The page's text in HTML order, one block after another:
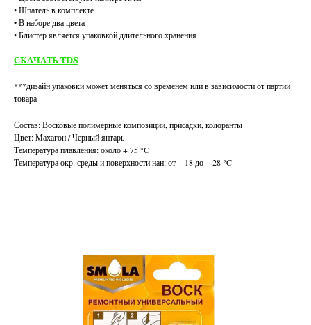
• Шпатель в комплекте
• В наборе два цвета
• Блистер является упаковкой длительного хранения
СКАЧАТЬ TDS
***дизайн упаковки может меняться со временем или в зависимости от партии
товара
Состав: Восковые полимерные композиции, присадки, колоранты
Цвет: Махагон / Черный янтарь
Температура плавления: около + 75 °C
Температура окр. среды и поверхности нан: от + 18 до + 28 °C